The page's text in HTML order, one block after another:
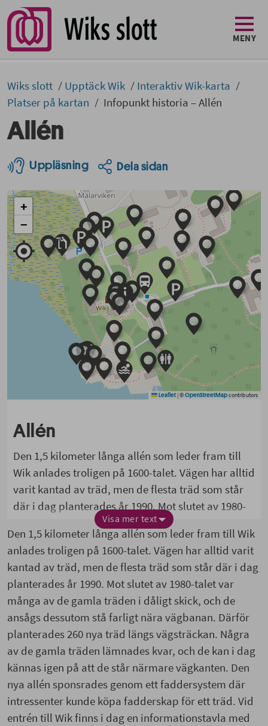
MENY
Wiks slott Upptäck Wik
Interaktiv Wik-karta
Platser på kartan
Infopunkt historia – Allén
Allén
Uppläsning Dela sidan
+
−
Leaflet |© OpenStreetMap contributors
Allén
Den 1,5 kilometer långa allén som leder fram till
Wik anlades troligen på 1600-talet. Vägen har alltid
varit kantad av träd, men de flesta träd som står
där i dag planteradesår 1990. Mot slutet av 1980-
talet var många av de gamla träden i dåligt skick,
och de ansågs dessutom stå farligt nära
vägbanan. Därför planterades 260 nya träd längs
vägsträckan. Några av de gamla trädenlämnades
kvar, och de kani dagkännas igen på att de står
närmare vägkanten. Den nya allén sponsrades
genom ett faddersystem där intressenter kunde
köpa fadderskap för ett träd. Vid entrén till Wik
finns i dag en informationstavla med alla
trädfaddrar i allén.
Visa mer text
Den 1,5 kilometer långaallénsom leder fram till Wik
anlades troligen på 1600-talet. Vägen har alltid varit
kantad av träd, men de flesta träd som står där i dag
planterades år 1990. Mot slutet av 1980-talet var
många av de gamla träden i dåligt skick, och de
ansågs dessutom stå farligt nära vägbanan. Därför
planterades 260 nya träd längs vägsträckan. Några
av de gamla träden lämnades kvar, och de kan i dag
kännas igen på att de står närmare vägkanten. Den
nya allén sponsrades genom ett faddersystem där
intressenter kunde köpa fadderskap för ett träd. Vid
entrén till Wik finns i dag en informationstavla med